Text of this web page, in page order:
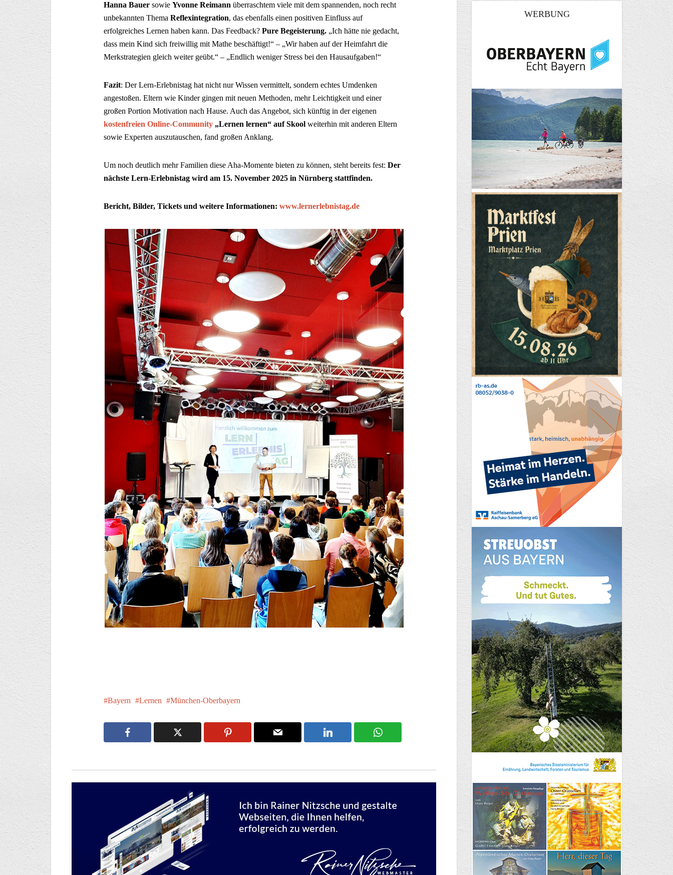
Hanna Bauer sowie Yvonne Reimann überraschtem viele mit dem spannenden, noch recht
unbekannten Thema Reflexintegration, das ebenfalls einen positiven Einfluss auf
erfolgreiches Lernen haben kann. Das Feedback? Pure Begeisterung. „Ich hätte nie gedacht,
dass mein Kind sich freiwillig mit Mathe beschäftigt!“ – „Wir haben auf der Heimfahrt die
Merkstrategien gleich weiter geübt.“ – „Endlich weniger Stress bei den Hausaufgaben!“
Fazit: Der Lern-Erlebnistag hat nicht nur Wissen vermittelt, sondern echtes Umdenken
angestoßen. Eltern wie Kinder gingen mit neuen Methoden, mehr Leichtigkeit und einer
großen Portion Motivation nach Hause. Auch das Angebot, sich künftig in der eigenen
kostenfreien Online-Community „Lernen lernen“ auf Skool weiterhin mit anderen Eltern
sowie Experten auszutauschen, fand großen Anklang.
Um noch deutlich mehr Familien diese Aha-Momente bieten zu können, steht bereits fest: Der
nächste Lern-Erlebnistag wird am 15. November 2025 in Nürnberg stattfinden.
Bericht, Bilder, Tickets und weitere Informationen: www.lernerlebnistag.de
Bayern Lernen München-Oberbayern
WERBUNG